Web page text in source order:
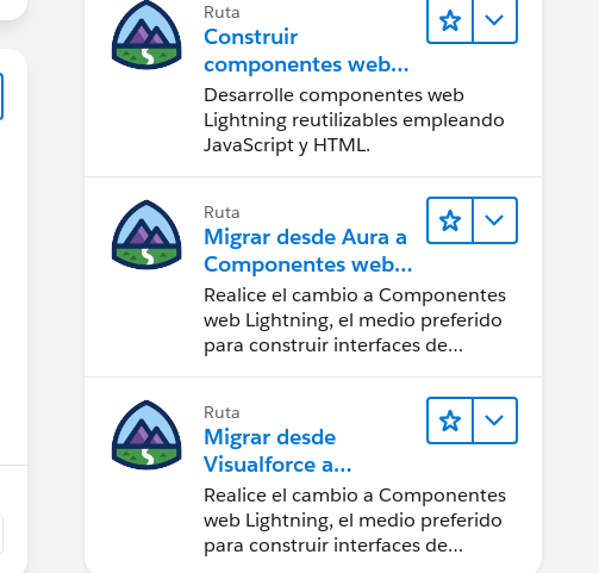
Ruta
Construir
componentes web
Lightning
Desarrolle componentes web
Lightning reutilizables empleando
JavaScript y HTML.
Ruta
Migrar desde Aura a
Componentes web
Lightning
Realice el cambio a Componentes
web Lightning, el medio preferido
para construir interfaces de
Ruta
Migrar desde
Visualforce a
Componentes web
Lightning
Realice el cambio a Componentes
web Lightning, el medio preferido
para construir interfaces de